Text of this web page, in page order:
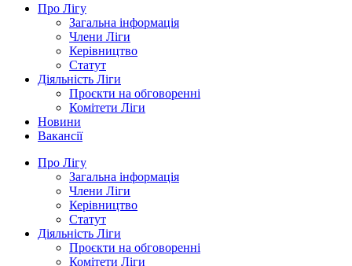
Про Лігу
Загальна інформація
Члени Ліги
Керівництво
Статут
Діяльність Ліги
Проєкти на обговоренні
Комітети Ліги
Новини
Вакансії
Про Лігу
Загальна інформація
Члени Ліги
Керівництво
Статут
Діяльність Ліги
Проєкти на обговоренні
Комітети Ліги